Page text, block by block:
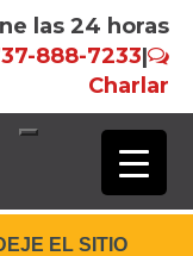
las 24 horas
888-7233|
Charlar
EL SITIO